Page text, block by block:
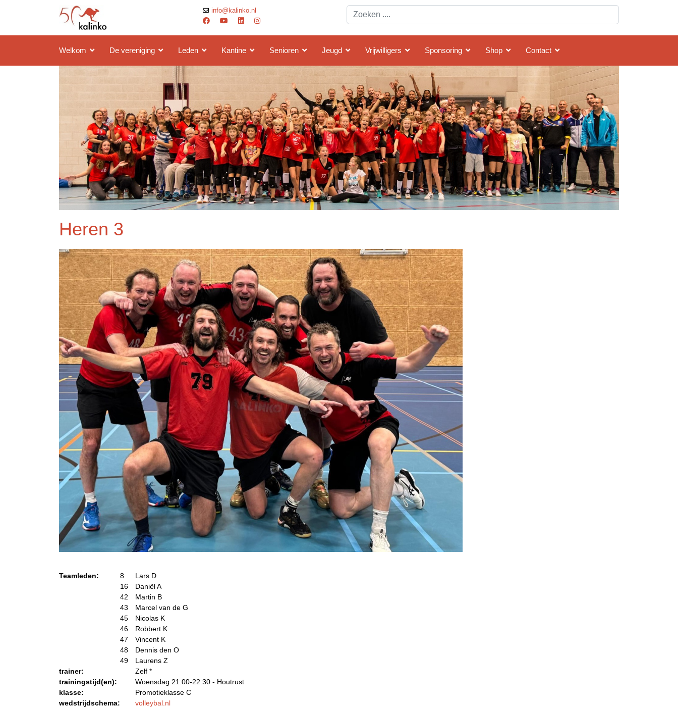
info@kalinko.nl
Search
Welkom De vereniging Leden Kantine Senioren Jeugd Vrijwilligers Sponsoring Shop Contact
Heren 3
Teamleden: 8
Lars D
16
Daniël A
42
Martin B
43
Marcel van de G
45
Nicolas K
46
Robbert K
47
Vincent K
48
Dennis den O
49
Laurens Z
trainer:
Zelf *
trainingstijd(en):
Woensdag 21:00-22:30 - Houtrust
klasse:
Promotieklasse C
wedstrijdschema:
volleybal.nl